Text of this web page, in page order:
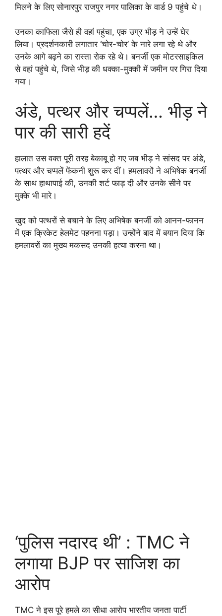
मिलने के लिए सोनारपुर राजपुर नगर पालिका के वार्ड 9 पहुंचे थे।
उनका काफिला जैसे ही वहां पहुंचा, एक उग्र भीड़ ने उन्हें घेर
लिया। प्रदर्शनकारी लगातार ‘चोर-चोर’ के नारे लगा रहे थे और
उनके आगे बढ़ने का रास्ता रोक रहे थे। बनर्जी एक मोटरसाइकिल
से वहां पहुंचे थे, जिसे भीड़ की धक्का-मुक्की में जमीन पर गिरा दिया
गया।
अंडे, पत्थर और चप्पलें… भीड़ ने
पार की सारी हदें
हालात उस वक्त पूरी तरह बेकाबू हो गए जब भीड़ ने सांसद पर अंडे,
पत्थर और चप्पलें फेंकनी शुरू कर दीं। हमलावरों ने अभिषेक बनर्जी
के साथ हाथापाई की, उनकी शर्ट फाड़ दी और उनके सीने पर
मुक्के भी मारे।
खुद को पत्थरों से बचाने के लिए अभिषेक बनर्जी को आनन-फानन
में एक क्रिकेट हेलमेट पहनना पड़ा। उन्होंने बाद में बयान दिया कि
हमलावरों का मुख्य मकसद उनकी हत्या करना था।
‘पुलिस नदारद थी’ : TMC ने
लगाया BJP पर साजिश का
आरोप
TMC ने इस पूरे हमले का सीधा आरोप भारतीय जनता पार्टी